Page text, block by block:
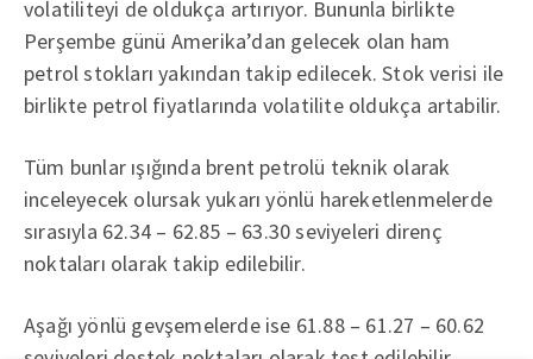
volatiliteyi de oldukça artırıyor. Bununla birlikte
Perşembe günü Amerika’dan gelecek olan ham
petrol stokları yakından takip edilecek. Stok verisi ile
birlikte petrol fiyatlarında volatilite oldukça artabilir.
Tüm bunlar ışığında brent petrolü teknik olarak
inceleyecek olursak yukarı yönlü hareketlenmelerde
sırasıyla 62.34 – 62.85 – 63.30 seviyeleri direnç
noktaları olarak takip edilebilir.
Aşağı yönlü gevşemelerde ise 61.88 – 61.27 – 60.62